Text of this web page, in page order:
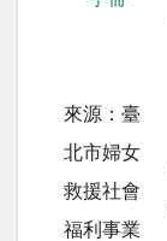
來源：臺
北市婦女
救援社會
福利事業